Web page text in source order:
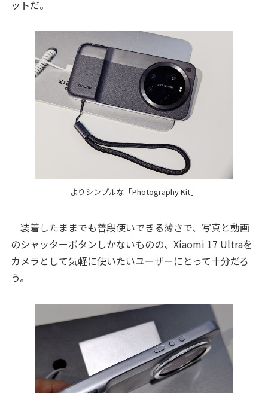
ットだ。
よりシンプルな「Photography Kit」
装着したままでも普段使いできる薄さで、写真と動画
のシャッターボタンしかないものの、Xiaomi 17 Ultraを
カメラとして気軽に使いたいユーザーにとって十分だろ
う。